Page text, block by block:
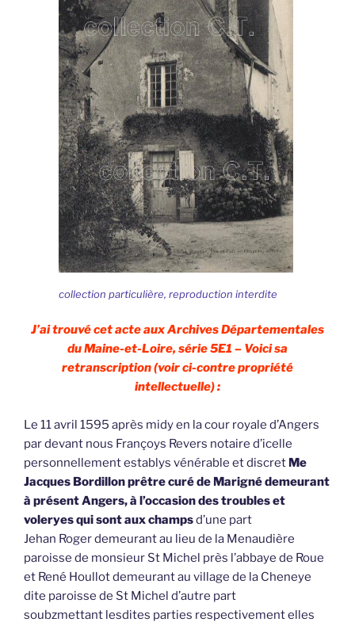
collection particulière, reproduction interdite
J’ai trouvé cet acte aux Archives Départementales
du Maine-et-Loire, série 5E1 – Voici sa
retranscription (voir ci-contre propriété
intellectuelle) :
Le 11 avril 1595 après midy en la cour royale d’Angers
par devant nous Françoys Revers notaire d’icelle
personnellement establys vénérable et discret Me
Jacques Bordillon prêtre curé de Marigné demeurant
à présent Angers, à l’occasion des troubles et
voleryes qui sont aux champsd’une part
Jehan Roger demeurant au lieu de la Menaudière
paroisse de monsieur St Michel près l’abbaye de Roue
et René Houllot demeurant au village de la Cheneye
dite paroisse de St Michel d’autre part
soubzmettant lesdites parties respectivement elles